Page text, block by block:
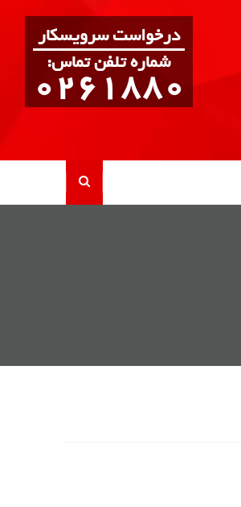
درخواست سرویسکار
:شماره تلفن تماس
0261880